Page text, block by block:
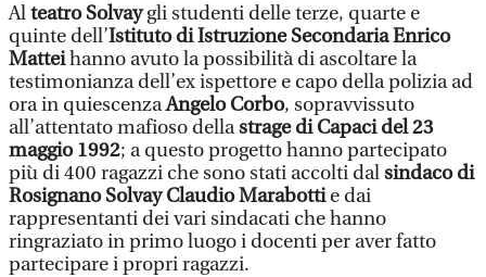
Alteatro Solvaygli studenti delle terze, quarte e
quinte dell’Istituto di Istruzione Secondaria Enrico
Matteihanno avuto la possibilità di ascoltare la
testimonianza dell’ex ispettore e capo della polizia ad
ora in quiescenzaAngelo Corbo, sopravvissuto
all’attentato mafioso dellastrage di Capaci del 23
maggio 1992; a questo progetto hanno partecipato
più di 400 ragazzi che sono stati accolti dalsindaco di
Rosignano Solvay Claudio Marabottie dai
rappresentanti dei vari sindacati che hanno
ringraziato in primo luogo i docenti per aver fatto
partecipare i propri ragazzi.